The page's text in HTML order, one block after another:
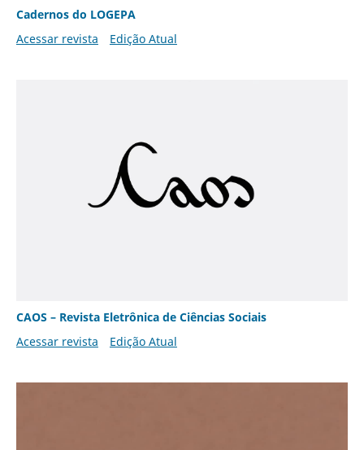
Cadernos do LOGEPA
Acessar revista
Edição Atual
CAOS – Revista Eletrônica de Ciências Sociais
Acessar revista
Edição Atual